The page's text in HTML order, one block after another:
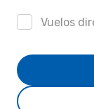
Vuelos